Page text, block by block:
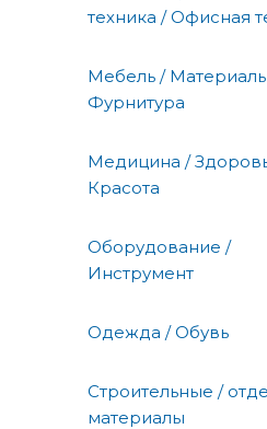
техника / Офисная
Мебель /
Фурнитура
Медицина /
Красота
Оборудование /
Инструмент
Одежда / Обувь
Строительные /
материалы